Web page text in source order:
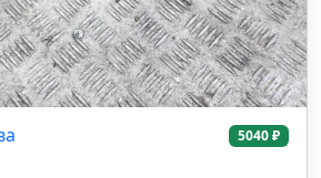
5040 ₽